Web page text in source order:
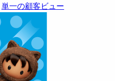
単一の顧客ビュー